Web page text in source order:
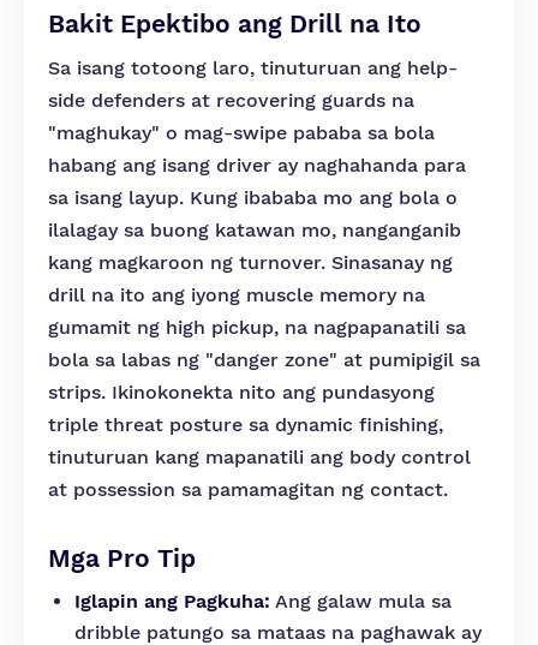
Bakit Epektibo ang Drill na Ito
Sa isang totoong laro, tinuturuan ang help-
side defenders at recovering guards na
"maghukay" o mag-swipe pababa sa bola
habang ang isang driver ay naghahanda para
sa isang layup. Kung ibababa mo ang bola o
ilalagay sa buong katawan mo, nanganganib
kang magkaroon ng turnover. Sinasanay ng
drill na ito ang iyong muscle memory na
gumamit ng high pickup, na nagpapanatili sa
bola sa labas ng "danger zone" at pumipigil sa
strips. Ikinokonekta nito ang pundasyong
triple threat posture sa dynamic finishing,
tinuturuan kang mapanatili ang body control
at possession sa pamamagitan ng contact.
Mga Pro Tip
Iglapin ang Pagkuha: Ang galaw mula sa
dribble patungo sa mataas na paghawak ay